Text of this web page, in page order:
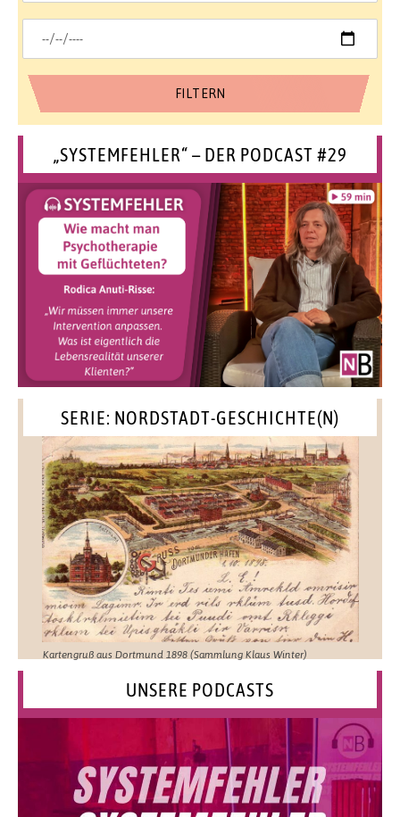
„SYSTEMFEHLER“ – DER PODCAST #29
SERIE: NORDSTADT-GESCHICHTE(N)
Kartengruß aus Dortmund 1898 (Sammlung Klaus Winter)
UNSERE PODCASTS